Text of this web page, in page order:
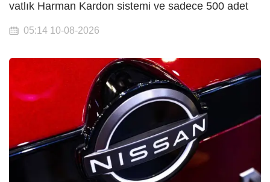
vatlık Harman Kardon sistemi ve sadece 500 adet
05:14 10-08-2026